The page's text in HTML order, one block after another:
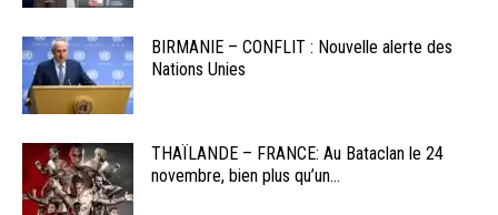
BIRMANIE – CONFLIT : Nouvelle alerte des
Nations Unies
THAÏLANDE – FRANCE: Au Bataclan le 24
novembre, bien plus qu’un...